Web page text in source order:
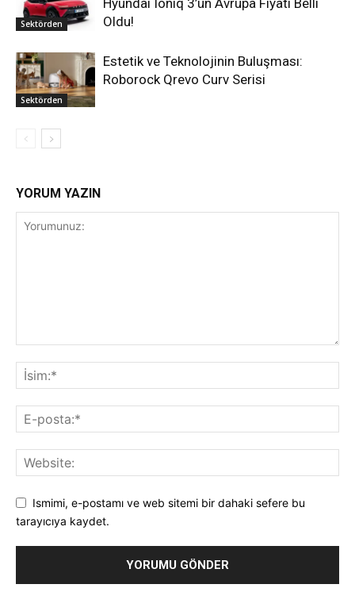
Sektörden
Hyundai Ioniq 3’ün Avrupa Fiyatı Belli
Oldu!
Sektörden
Estetik ve Teknolojinin Buluşması:
Roborock Qrevo Curv Serisi
YORUM YAZIN
Ismimi, e-postamı ve web sitemi bir dahaki sefere bu
tarayıcıya kaydet.